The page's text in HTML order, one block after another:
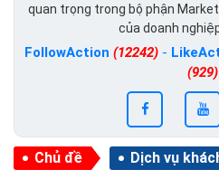
quan trọng trong bộ phận
của doanh
FollowAction (12242)-
(929)
Chủ đề Dịch vụ